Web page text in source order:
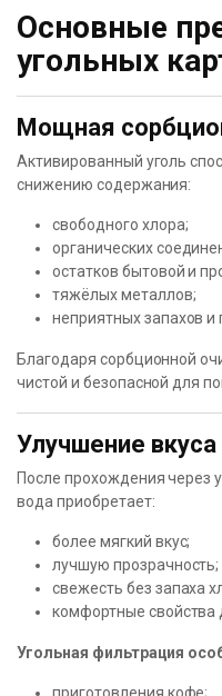
Основные
угольных
Мощная
Активированный уголь
снижению содержания:
свободного хлора;
органических
остатков бытовой и
тяжёлых металлов;
неприятных запахов и
Благодаря сорбционной
чистой и безопасной для
Улучшение
После прохождения через
вода приобретает:
более мягкий вкус;
лучшую прозрачность;
свежесть без запаха
комфортные свойства
Угольная фильтрация